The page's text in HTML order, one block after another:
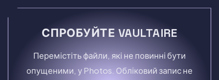
СПРОБУЙТЕ VAULTAIRE
Перемістіть файли, які не повинні бути
опущеними, у Photos. Обліковий запис не